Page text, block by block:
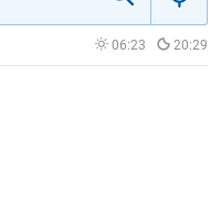
06:23 20:29